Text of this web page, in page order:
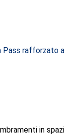
Pass rafforzato
in